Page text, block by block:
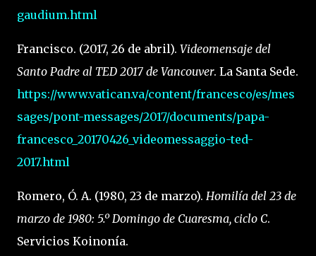
gaudium.html
Francisco. (2017, 26 de abril). Videomensaje del
Santo Padre al TED 2017 de Vancouver. La Santa Sede.
https://www.vatican.va/content/francesco/es/mes
sages/pont-messages/2017/documents/papa-
francesco_20170426_videomessaggio-ted-
2017.html
Romero, Ó. A. (1980, 23 de marzo). Homilía del 23 de
marzo de 1980: 5.º Domingo de Cuaresma, ciclo C.
Servicios Koinonía.